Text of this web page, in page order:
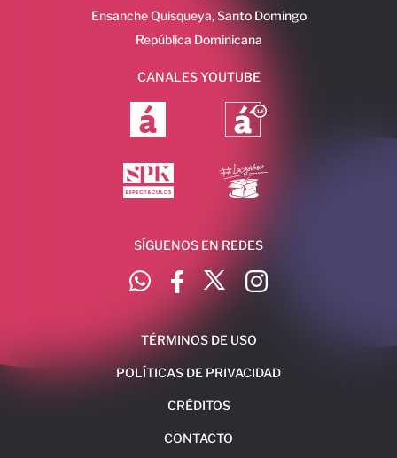
Ensanche Quisqueya, Santo Domingo
República Dominicana
CANALES YOUTUBE
SÍGUENOS EN REDES
TÉRMINOS DE USO
POLÍTICAS DE PRIVACIDAD
CRÉDITOS
CONTACTO